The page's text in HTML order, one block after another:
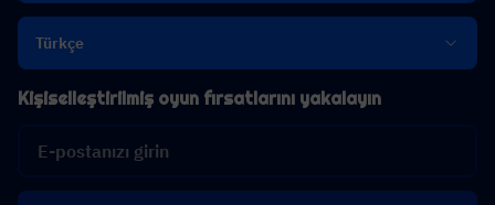
Türkçe
Kişiselleştirilmiş oyun fırsatlarını yakalayın